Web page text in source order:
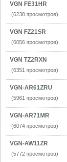
VGN FE31HR
(6238 просмотров)
VGN FZ21SR
(6056 просмотров)
VGN TZ2RXN
(6351 просмотров)
VGN-AR61ZRU
(5961 просмотров)
VGN-AR71MR
(6074 просмотров)
VGN-AW11ZR
(5772 просмотров)